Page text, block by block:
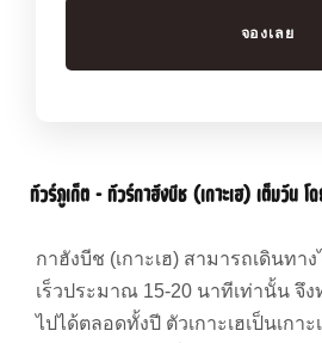
ทัวร์ภูเก็ต – ทัวร์กาฮังบีช (เกาะเฮ) เต็มวัน โ
กาฮังบีช (เกาะเฮ) สามารถเดินทา
เร็วประมาณ 15-20 นาทีเท่านั้น จึ
ไปได้ตลอดทั้งปี ตัวเกาะเฮเป็นเกา